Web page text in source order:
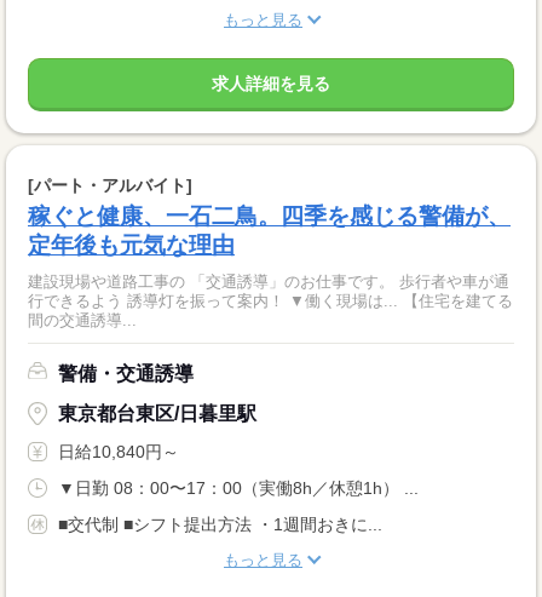
もっと見る
求人詳細を見る
[パート・アルバイト]
稼ぐと健康、一石二鳥。四季を感じる警備が、
定年後も元気な理由
建設現場や道路工事の 「交通誘導」のお仕事です。 歩行者や車が通
行できるよう 誘導灯を振って案内！ ▼働く現場は... 【住宅を建てる
間の交通誘導...
警備・交通誘導
東京都台東区/日暮里駅
日給10,840円～
▼日勤 08：00〜17：00（実働8h／休憩1h） ...
■交代制 ■シフト提出方法 ・1週間おきに...
もっと見る